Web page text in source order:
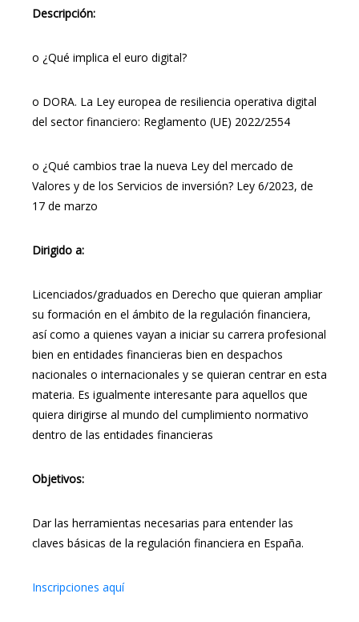
Descripción:
o ¿Qué implica el euro digital?
o DORA. La Ley europea de resiliencia operativa digital
del sector financiero: Reglamento (UE) 2022/2554
o ¿Qué cambios trae la nueva Ley del mercado de
Valores y de los Servicios de inversión? Ley 6/2023, de
17 de marzo
Dirigido a:
Licenciados/graduados en Derecho que quieran ampliar
su formación en el ámbito de la regulación financiera,
así como a quienes vayan a iniciar su carrera profesional
bien en entidades financieras bien en despachos
nacionales o internacionales y se quieran centrar en esta
materia. Es igualmente interesante para aquellos que
quiera dirigirse al mundo del cumplimiento normativo
dentro de las entidades financieras
Objetivos:
Dar las herramientas necesarias para entender las
claves básicas de la regulación financiera en España.
Inscripciones aquí